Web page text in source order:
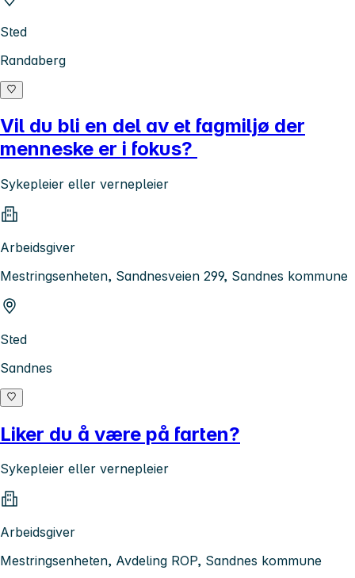
Sted
Randaberg
Vil du bli en del av et fagmiljø der
menneske er i fokus?
Sykepleier eller vernepleier
Arbeidsgiver
Mestringsenheten, Sandnesveien 299, Sandnes kommune
Sted
Sandnes
Liker du å være på farten?
Sykepleier eller vernepleier
Arbeidsgiver
Mestringsenheten, Avdeling ROP, Sandnes kommune